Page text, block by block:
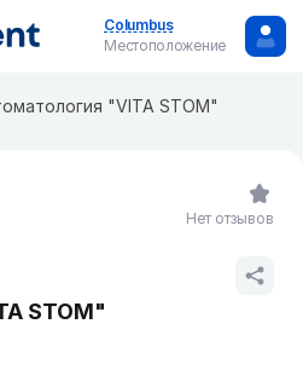
Columbus
Местоположение
"VITA STOM"
STOM"
Нет отзывов